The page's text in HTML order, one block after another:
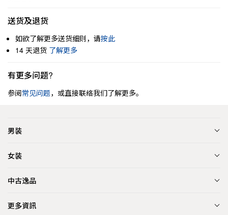
送货及退货
如欲了解更多送货细则，请按此
14 天退货 了解更多
有更多问题?
参阅常见问题，或直接联络我们了解更多。
男装
女装
中古逸品
更多資訊